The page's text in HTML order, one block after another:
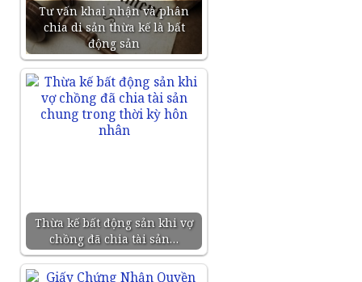
Tư vấn khai nhận và phân
chia di sản thừa kế là bất
động sản
Thừa kế bất động sản khi vợ
chồng đã chia tài sản…